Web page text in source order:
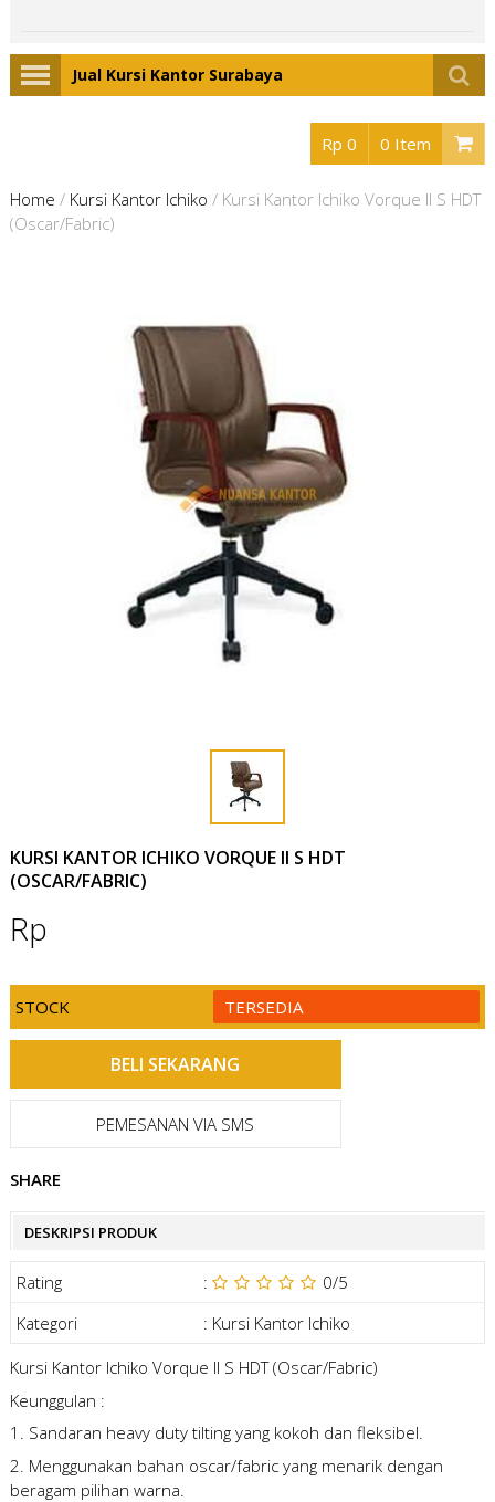
Jual Kursi Kantor Surabaya
Rp 0 0 Item
Home / Kursi Kantor Ichiko / Kursi Kantor Ichiko Vorque II S HDT
(Oscar/Fabric)
KURSI KANTOR ICHIKO VORQUE II S HDT
(OSCAR/FABRIC)
Rp
STOCK TERSEDIA
PEMESANAN VIA SMS
SHARE
DESKRIPSI PRODUK
Rating : 0/5
Kategori
: Kursi Kantor Ichiko
Kursi Kantor Ichiko Vorque II S HDT (Oscar/Fabric)
Keunggulan :
1. Sandaran heavy duty tilting yang kokoh dan fleksibel.
2. Menggunakan bahan oscar/fabric yang menarik dengan
beragam pilihan warna.